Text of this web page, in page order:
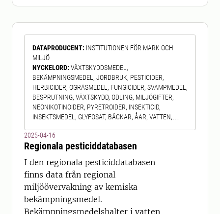
och marktemperaturer, luftfuktighet,
globalstrålning samt nederbörd. Vid
en del av stationerna mäts fler
klimatvariabler, bland annat vind,
fotosyntesaktiv (PPFD), och sn
DATAPRODUCENT: INSTITUTIONEN FÖR MARK OCH
MILJÖ
NYCKELORD: VÄXTSKYDDSMEDEL,
BEKÄMPNINGSMEDEL, JORDBRUK, PESTICIDER,
HERBICIDER, OGRÄSMEDEL, FUNGICIDER, SVAMPMEDEL,
BESPRUTNING, VÄXTSKYDD, ODLING, MILJÖGIFTER,
NEONIKOTINOIDER, PYRETROIDER, INSEKTICID,
INSEKTSMEDEL, GLYFOSAT, BÄCKAR, ÅAR, VATTEN,
2025-04-16
Regionala pesticiddatabasen
I den regionala pesticiddatabasen
finns data från regional
miljöövervakning av kemiska
bekämpningsmedel.
Bekämpningsmedelshalter i vatten